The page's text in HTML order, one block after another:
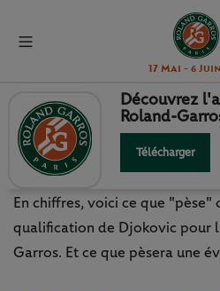
17 Mai - 6
DJOKOVIC, LES
LE DIRE
En chiffres, voici ce que "pèse"
qualification de Djokovic pour
Garros. Et ce que pèsera une
Découvrez
Roland-
Télécharger